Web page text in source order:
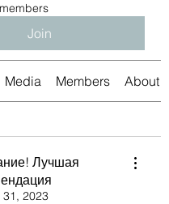
Join
Media Members About
Лучшая
31, 2023